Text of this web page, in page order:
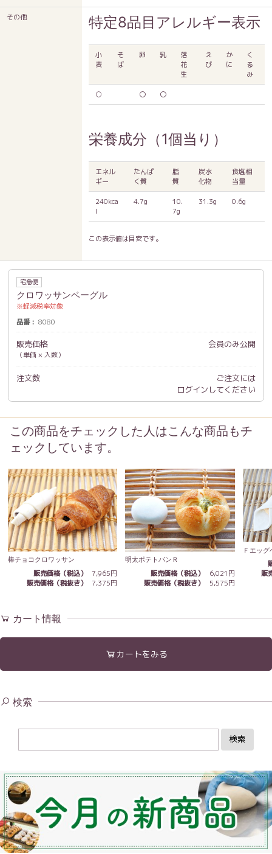
その他 特定8品目アレルギー表示
小
麦
そ
ば
卵 乳
落
花
生
え
び
か
に
く
る
み
○ 〇 〇
栄養成分（1個当り）
エネル
ギー
たんぱ
く質
脂
質
炭水
化物
食塩相
当量
240kca
l
4.7g
10.
7g
31.3g 0.6g
この表示値は目安です。
宅急便
クロワッサンベーグル
軽減税率対象
品番
8080
販売価格
（単価 × 入数）
会員のみ公開
注文数
ご注文には
ログイン してください
この商品をチェックした人はこんな商品もチ
ェックしています。
棒チョコクロワッサン
販売価格（税込）
7,965円
販売価格（税抜き）
7,375円
明太ポテトパンＲ
販売価格（税込）
6,021円
販売価格（税抜き）
5,575円
Ｆエッ
販
カート情報
カートをみる
検索
検索